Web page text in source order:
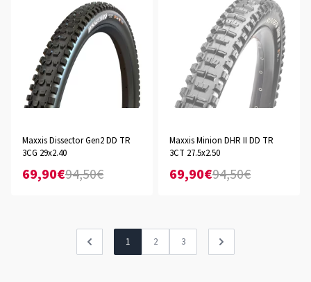
Maxxis Dissector Gen2 DD TR
3CG 29x2.40
69,90€94,50€
Maxxis Minion DHR II DD TR
3CT 27.5x2.50
69,90€94,50€
1 2 3